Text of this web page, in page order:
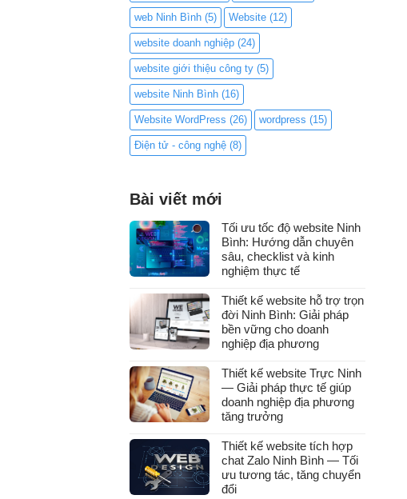
web Ninh Bình (5) Website (12)
website doanh nghiệp (24)
website giới thiệu công ty (5)
website Ninh Bình (16)
Website WordPress (26) wordpress (15)
Điện tử - công nghệ (8)
Bài viết mới
Tối ưu tốc độ website Ninh
Bình: Hướng dẫn chuyên
sâu, checklist và kinh
nghiệm thực tế
Thiết kế website hỗ trợ trọn
đời Ninh Bình: Giải pháp
bền vững cho doanh
nghiệp địa phương
Thiết kế website Trực Ninh
— Giải pháp thực tế giúp
doanh nghiệp địa phương
tăng trưởng
Thiết kế website tích hợp
chat Zalo Ninh Bình — Tối
ưu tương tác, tăng chuyển
đổi